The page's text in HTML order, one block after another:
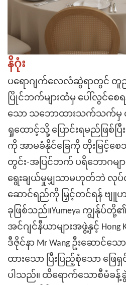
နိဂုံး
ပရောဂျက်လေလံဆွဲရာတွင်
ပြိုင်ဘက်များထံမှ ပေါ်လွင်စေ
သော သဘောထားသက်သက်မှ
ရှုထောင့်သို့ ပြောင်းရမည်ဖြစ်ပြီး
ကို အာမခံနိုင်ခြေကို တိုးမြင့်
တွင်း-အပြင်ဘက် ပရိဘောဂမ
ရွေးချယ်မှုမျှသာမဟုတ်ဘဲ လုပ်
ဆောင်ရည်ကို မြှင့်တင်ရန် ဗျူဟ
ခုဖြစ်သည်။Yumeya ကျွန်ုပ်တို့၏
အင်ဂျင်နီယာများအဖွဲ့နှင့် Hong
ဒီဇိုင်နာ Mr Wang ဦးဆောင်သေ
ထားသော ပြီးပြည့်စုံသော ဖြေရှ
ပါသည်။ ထိရောက်သောစီမံခန့်